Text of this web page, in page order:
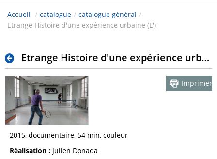
Accueil / catalogue / catalogue général /
Etrange Histoire d'une expérience urbaine (L')
Etrange Histoire d'une expérience urbaine (L')
Imprimer
2015, documentaire, 54 min, couleur
Réalisation : Julien Donada